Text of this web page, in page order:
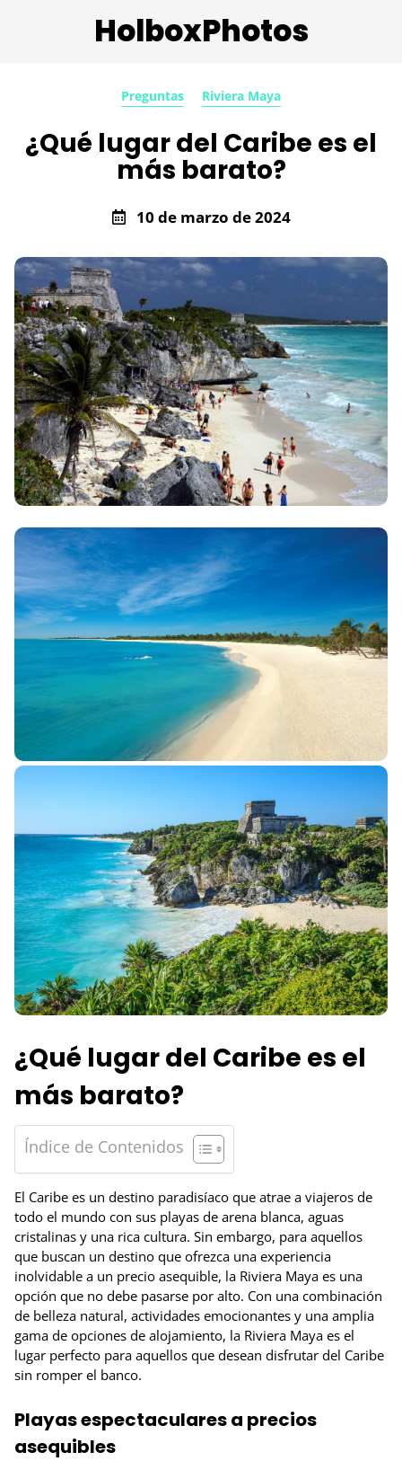
HolboxPhotos
Preguntas Riviera Maya
¿Qué lugar del Caribe es el
más barato?
10 de marzo de 2024
¿Qué lugar del Caribe es el
más barato?
Índice de Contenidos
El Caribe es un destino paradisíaco que atrae a viajeros de
todo el mundo con sus playas de arena blanca, aguas
cristalinas y una rica cultura. Sin embargo, para aquellos
que buscan un destino que ofrezca una experiencia
inolvidable a un precio asequible, la Riviera Maya es una
opción que no debe pasarse por alto. Con una combinación
de belleza natural, actividades emocionantes y una amplia
gama de opciones de alojamiento, la Riviera Maya es el
lugar perfecto para aquellos que desean disfrutar del Caribe
sin romper el banco.
Playas espectaculares a precios
asequibles